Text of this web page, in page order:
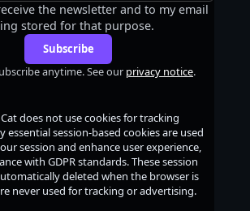
the newsletter and to my email
stored for that purpose.
Subscribe
anytime. See our privacy notice.
does not use cookies for tracking
essential session-based cookies are used
session and enhance user experience,
with GDPR standards. These session
deleted when the browser is
never used for tracking or advertising.